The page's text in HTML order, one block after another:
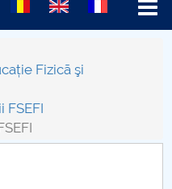
Fizicã şi